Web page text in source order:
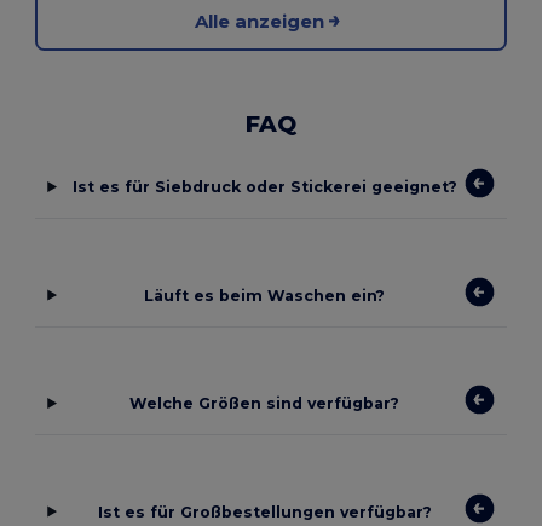
Alle anzeigen
FAQ
Ist es für Siebdruck oder Stickerei geeignet?
Läuft es beim Waschen ein?
Welche Größen sind verfügbar?
Ist es für Großbestellungen verfügbar?